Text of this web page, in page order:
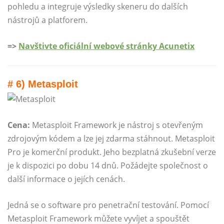
pohledu a integruje výsledky skeneru do dalších
nástrojů a platforem.
=> Navštivte oficiální webové stránky Acunetix
# 6) Metasploit
Cena: Metasploit Framework je nástroj s otevřeným
zdrojovým kódem a lze jej zdarma stáhnout. Metasploit
Pro je komerční produkt. Jeho bezplatná zkušební verze
je k dispozici po dobu 14 dnů. Požádejte společnost o
další informace o jejích cenách.
Jedná se o software pro penetrační testování. Pomocí
Metasploit Framework můžete vyvíjet a spouštět